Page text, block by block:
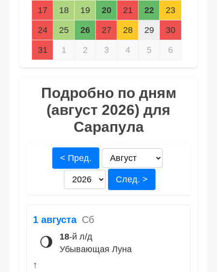
17 18 19 20 21 22 23
24 25 26 27 28 29 30
31 1 2 3 4 5 6
Подробно по дням
(август 2026) для
Сарапула
< Пред.
След. >
1 августа Сб
🌖 18-й л/д
Убывающая Луна
↑